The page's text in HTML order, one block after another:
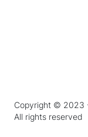
Copyright © 2023
All rights reserved